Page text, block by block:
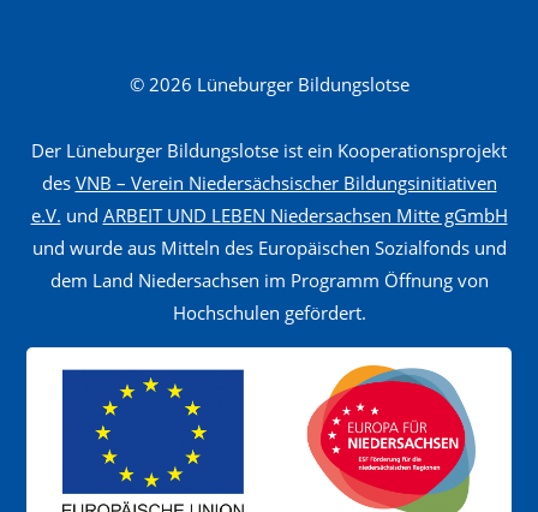
© 2026 Lüneburger Bildungslotse
Der Lüneburger Bildungslotse ist ein Kooperationsprojekt
des VNB – Verein Niedersächsischer Bildungsinitiativen
e.V. und ARBEIT UND LEBEN Niedersachsen Mitte gGmbH
und wurde aus Mitteln des Europäischen Sozialfonds und
dem Land Niedersachsen im Programm Öffnung von
Hochschulen gefördert.